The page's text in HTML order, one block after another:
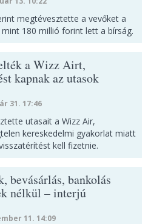
megtévesztette a vevőket a
mint 180 millió forint lett a bírság.
a Wizz Airt,
kapnak az utasok
31. 17:46
utasait a Wizz Air,
kereskedelmi gyakorlat miatt
kell fizetnie.
bevásárlás, bankolás
nélkül – interjú
11. 14:09